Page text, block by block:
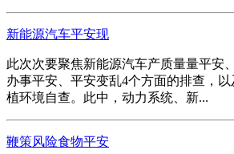
新能源汽车平安现
此次次要聚焦新能源汽车产质量量平安
办事平安、平安变乱4个方面的排查，
植环境自查。此中，动力系统、新...
鞭策风险食物平安